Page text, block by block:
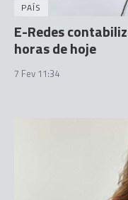
PAÍS
E-Redes
horas de hoje
7 Fev 11:34